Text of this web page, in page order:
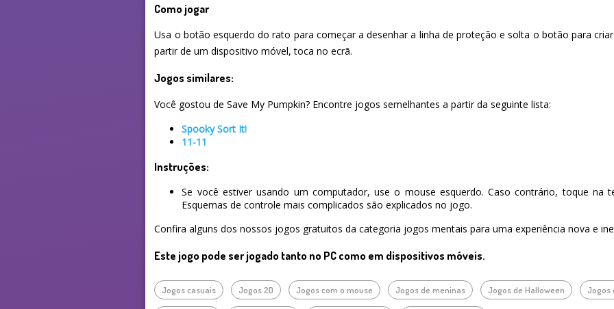
Como jogar
Usa o botão esquerdo do rato para começar a desenhar a linha de proteção e solta o botão para
partir de um dispositivo móvel, toca no ecrã.
Jogos similares:
Você gostou de Save My Pumpkin? Encontre jogos semelhantes a partir da seguinte lista:
Spooky Sort It!
11-11
Instruções:
Se você estiver usando um computador, use o mouse esquerdo. Caso contrário, toque na
Esquemas de controle mais complicados são explicados no jogo.
Confira alguns dos nossos jogos gratuitos da categoria jogos mentais para uma experiência nova e
Este jogo pode ser jogado tanto no PC como em dispositivos móveis.
Jogos casuais Jogos 2D Jogos com o mouse Jogos de meninas Jogos de Halloween Jogos